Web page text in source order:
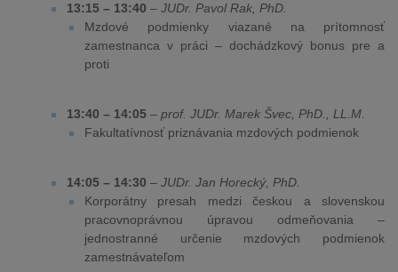
13:15 – 13:40 – JUDr. Pavol Rak, PhD.
Mzdové podmienky viazané na prítomnosť
zamestnanca v práci – dochádzkový bonus pre a
proti
13:40 – 14:05 – prof. JUDr. Marek Švec, PhD., LL.M.
Fakultatívnosť priznávania mzdových podmienok
14:05 – 14:30 – JUDr. Jan Horecký, PhD.
Korporátny presah medzi českou a slovenskou
pracovnoprávnou úpravou odmeňovania –
jednostranné určenie mzdových podmienok
zamestnávateľom